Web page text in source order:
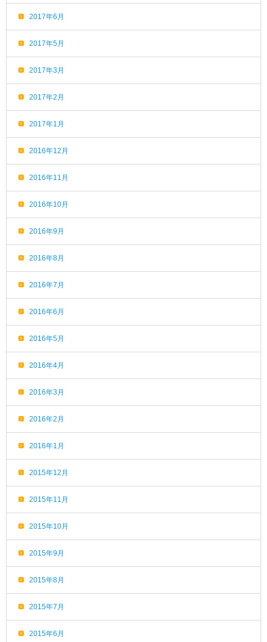
2017年6月
2017年5月
2017年3月
2017年2月
2017年1月
2016年12月
2016年11月
2016年10月
2016年9月
2016年8月
2016年7月
2016年6月
2016年5月
2016年4月
2016年3月
2016年2月
2016年1月
2015年12月
2015年11月
2015年10月
2015年9月
2015年8月
2015年7月
2015年6月